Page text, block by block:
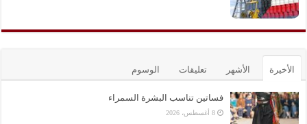
الأخيرة الأشهر تعليقات الوسوم
فساتين تناسب البشرة السمراء
8 أغسطس، 2026